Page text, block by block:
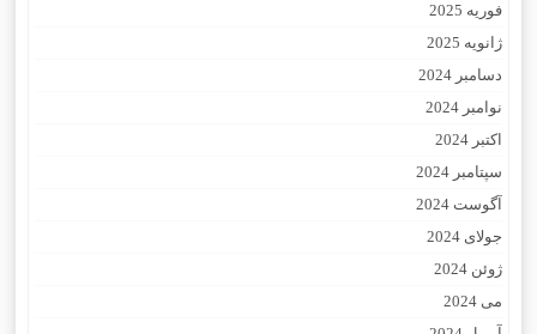
فوریه 2025
ژانویه 2025
دسامبر 2024
نوامبر 2024
اکتبر 2024
سپتامبر 2024
آگوست 2024
جولای 2024
ژوئن 2024
می 2024